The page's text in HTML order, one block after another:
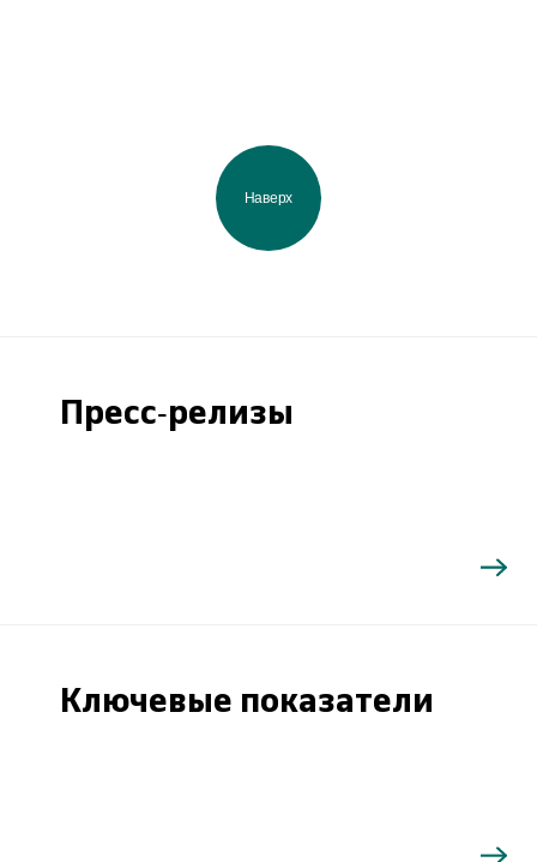
Наверх
Пресс-релизы
Ключевые показатели